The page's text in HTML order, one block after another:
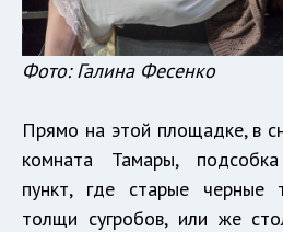
Фото: Галина Фесенко
Прямо на этой площадке, в
комната Тамары,
пункт, где старые черные
толщи сугробов, или же